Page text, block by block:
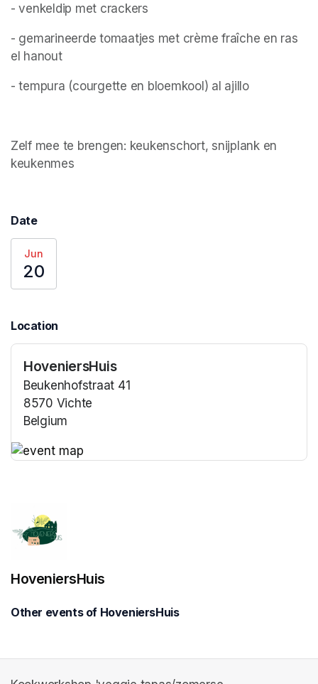
- venkeldip met crackers
- gemarineerde tomaatjes met crème fraîche en ras
el hanout
- tempura (courgette en bloemkool) al ajillo
Zelf mee te brengen: keukenschort, snijplank en
keukenmes
Date
Jun
20
Location
HoveniersHuis
Beukenhofstraat 41
8570 Vichte
Belgium
HoveniersHuis
Other events of HoveniersHuis